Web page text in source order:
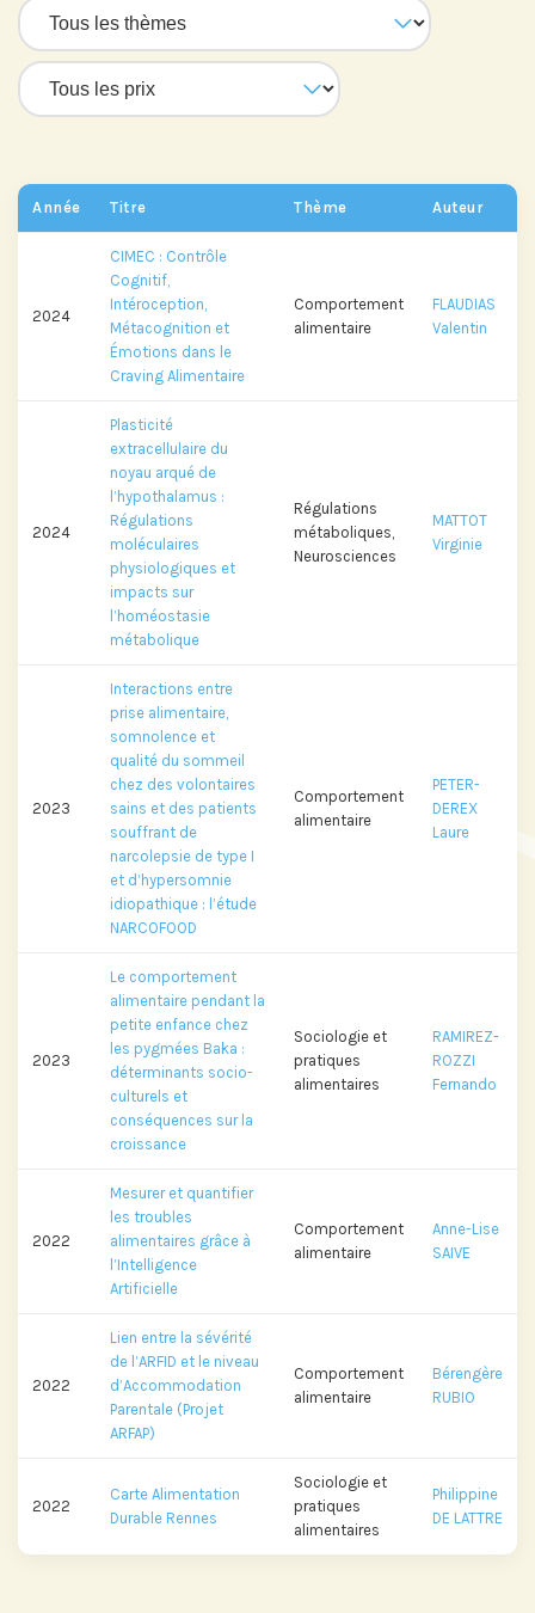
Année Titre Thème Auteur
2024
CIMEC : Contrôle
Cognitif,
Intéroception,
Métacognition et
Émotions dans le
Craving Alimentaire
Comportement
alimentaire
FLAUDIAS
Valentin
2024
Plasticité
extracellulaire du
noyau arqué de
l’hypothalamus :
Régulations
moléculaires
physiologiques et
impacts sur
l’homéostasie
métabolique
Régulations
métaboliques,
Neurosciences
MATTOT
Virginie
2023
Interactions entre
prise alimentaire,
somnolence et
qualité du sommeil
chez des volontaires
sains et des patients
souffrant de
narcolepsie de type I
et d’hypersomnie
idiopathique : l’étude
NARCOFOOD
Comportement
alimentaire
PETER-
DEREX
Laure
2023
Le comportement
alimentaire pendant la
petite enfance chez
les pygmées Baka :
déterminants socio-
culturels et
conséquences sur la
croissance
Sociologie et
pratiques
alimentaires
RAMIREZ-
ROZZI
Fernando
2022
Mesurer et quantifier
les troubles
alimentaires grâce à
l’Intelligence
Artificielle
Comportement
alimentaire
Anne-Lise
SAIVE
2022
Lien entre la sévérité
de l’ARFID et le niveau
d’Accommodation
Parentale (Projet
ARFAP)
Comportement
alimentaire
Bérengère
RUBIO
2022
Carte Alimentation
Durable Rennes
Sociologie et
pratiques
alimentaires
Philippine
DE LATTRE
Si vous préférez suivre notre actu par
mail, recevez nos newsletters en
fonction de vos centres d'intérêt :
Journée annuelle